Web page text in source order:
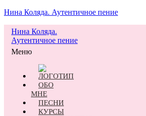
Нина Коляда. Аутентичное пение
Нина Коляда.
Аутентичное пение
Меню
ОБО
МНЕ
ПЕСНИ
КУРСЫ